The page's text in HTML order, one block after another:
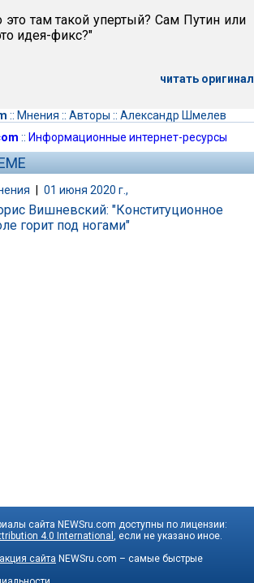
там такой упертый? Сам Путин или
идея-фикс?"
читать оригинал
:: Мнения :: Авторы :: Александр Шмелев
:: Информационные интернет-ресурсы
| 01 июня 2020 г.,
Вишневский: "Конституционное
горит под ногами"
сайта NEWSru.com доступны по лицензии:
4.0 International
, если не указано иное.
сайта NEWSru.com – самые быстрые